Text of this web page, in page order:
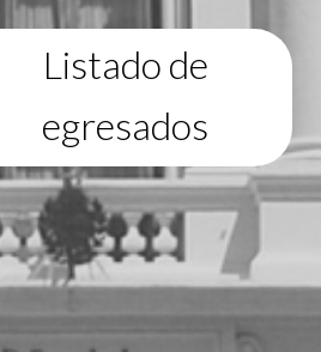
Listado de
egresados